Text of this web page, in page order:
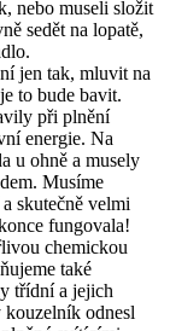
nebo museli složit
sedět na lopatě,
jen tak, mluvit na
to bude bavit.
při plnění
energie. Na
u ohně a musely
Musíme
skutečně velmi
fungovala!
chemickou
také
třídní a jejich
kouzelník odnesl